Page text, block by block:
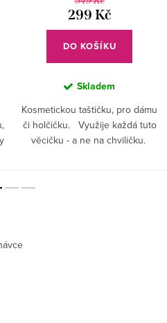
299 Kč
DO KOŠÍKU
Skladem
Kosmetickou taštičku, pro dámu
či holčičku. Využije každá tuto
věcičku - a ne na chviličku.